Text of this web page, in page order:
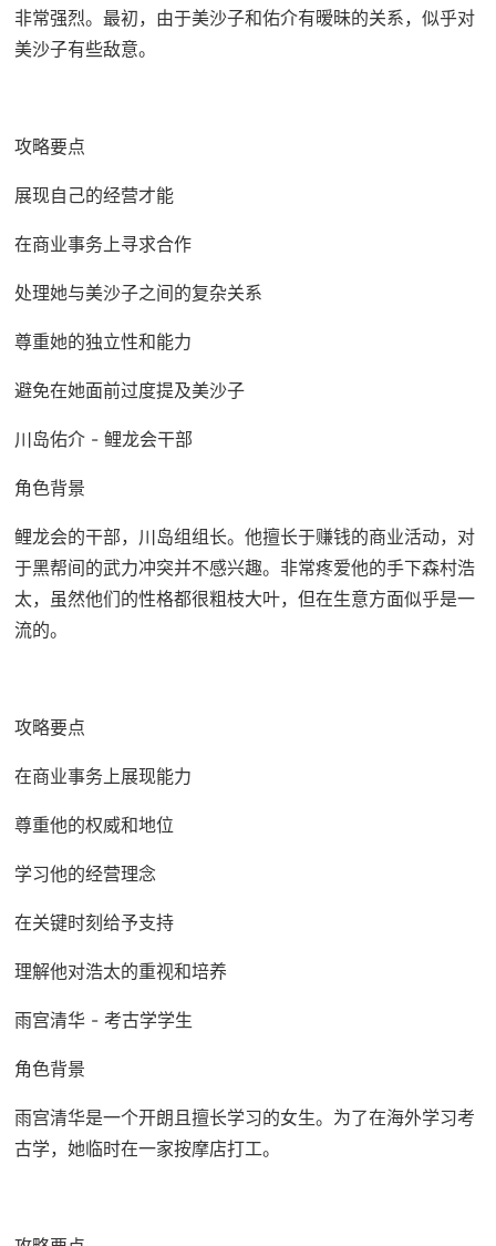
非常强烈。最初，由于美沙子和佑介有暧昧的关系，似乎对
美沙子有些敌意。
攻略要点
展现自己的经营才能
在商业事务上寻求合作
处理她与美沙子之间的复杂关系
尊重她的独立性和能力
避免在她面前过度提及美沙子
川岛佑介 - 鲤龙会干部
角色背景
鲤龙会的干部，川岛组组长。他擅长于赚钱的商业活动，对
于黑帮间的武力冲突并不感兴趣。非常疼爱他的手下森村浩
太，虽然他们的性格都很粗枝大叶，但在生意方面似乎是一
流的。
攻略要点
在商业事务上展现能力
尊重他的权威和地位
学习他的经营理念
在关键时刻给予支持
理解他对浩太的重视和培养
雨宫清华 - 考古学学生
角色背景
雨宫清华是一个开朗且擅长学习的女生。为了在海外学习考
古学，她临时在一家按摩店打工。